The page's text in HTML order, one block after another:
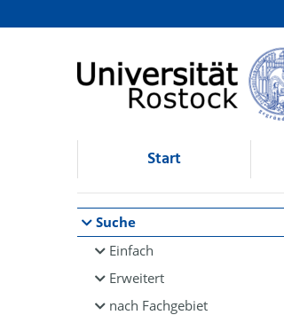
Browsen
direkt zum Inhalt
Start
Suche
Einfach
Erweitert
nach Fachgebiet